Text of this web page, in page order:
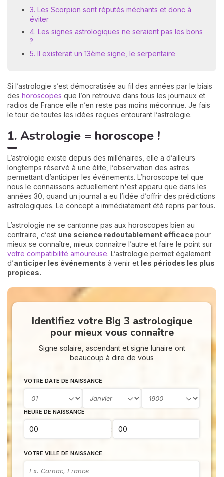
3. Les Scorpion sont réputés méchants et donc à
éviter
4. Les signes astrologiques ne seraient pas les bons
?
5. Il existerait un 13ème signe, le serpentaire
Si l’astrologie s’est démocratisée au fil des années par le biais
des horoscopes que l’on retrouve dans tous les journaux et
radios de France elle n’en reste pas moins méconnue. Je fais
le tour de toutes les idées reçues entourant l’astrologie.
1. Astrologie = horoscope !
L’astrologie existe depuis des millénaires, elle a d’ailleurs
longtemps réservé à une élite, l’observation des astres
permettant d’anticiper les événements. L’horoscope tel que
nous le connaissons actuellement n'est apparu que dans les
années 30, quand un journal a eu l’idée d’offrir des prédictions
astrologiques. Le concept a immédiatement été repris par tous.
L’astrologie ne se cantonne pas aux horoscopes bien au
contraire, c’est une science redoutablement efficace pour
mieux se connaître, mieux connaître l’autre et faire le point sur
votre compatibilité amoureuse. L’astrologie permet également
d’anticiper les événements à venir et les périodes les plus
propices.
Identifiez votre Big 3 astrologique
pour mieux vous connaître
Signe solaire, ascendant et signe lunaire ont
beaucoup à dire de vous
VOTRE DATE DE NAISSANCE
HEURE DE NAISSANCE
:
VOTRE VILLE DE NAISSANCE